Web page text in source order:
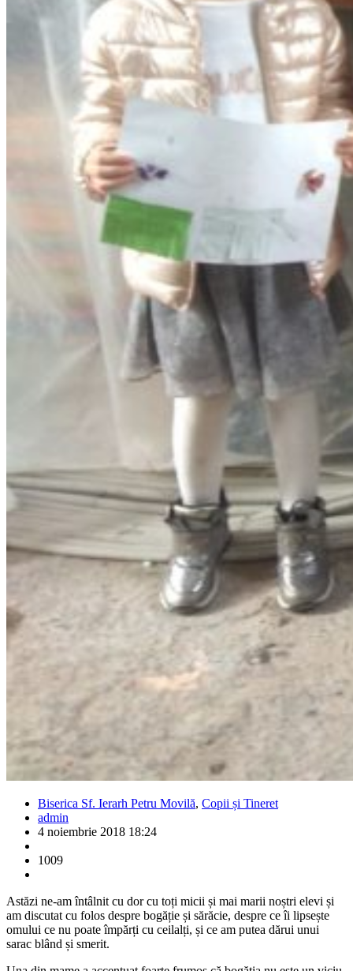
Biserica Sf. Ierarh Petru Movilă, Copii și Tineret
admin
4 noiembrie 2018 18:24
1009
Astăzi ne-am întâlnit cu dor cu toți micii și mai marii noștri elevi și
am discutat cu folos despre bogăție și sărăcie, despre ce îi lipsește
omului ce nu poate împărți cu ceilalți, și ce am putea dărui unui
sarac blând și smerit.